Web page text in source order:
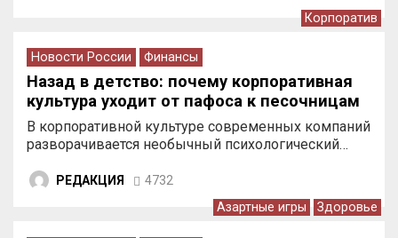
Корпоратив
Новости России Финансы
Назад в детство: почему корпоративная
культура уходит от пафоса к песочницам
В корпоративной культуре современных компаний
разворачивается необычный психологический…
РЕДАКЦИЯ 4732
Азартные игры Здоровье